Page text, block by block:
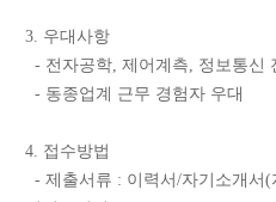
3. 우대사항
- 전자공학, 제어계측, 정보통신
- 동종업계 근무 경험자 우대
4. 접수방법
- 제출서류 : 이력서/자기소개서